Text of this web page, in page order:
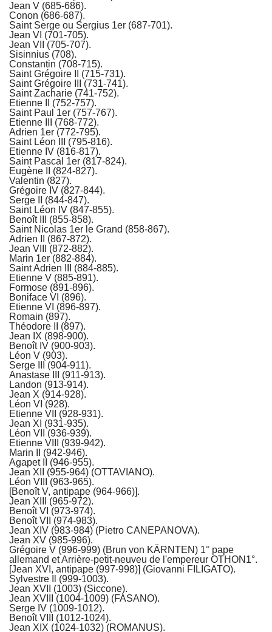
Jean V (685-686).
Conon (686-687).
Saint Serge ou Sergius 1er (687-701).
Jean VI (701-705).
Jean VII (705-707).
Sisinnius (708).
Constantin (708-715).
Saint Grégoire II (715-731).
Saint Grégoire III (731-741).
Saint Zacharie (741-752).
Etienne II (752-757).
Saint Paul 1er (757-767).
Etienne III (768-772).
Adrien 1er (772-795).
Saint Léon III (795-816).
Etienne IV (816-817).
Saint Pascal 1er (817-824).
Eugène II (824-827).
Valentin (827).
Grégoire IV (827-844).
Serge II (844-847).
Saint Léon IV (847-855).
Benoît III (855-858).
Saint Nicolas 1er le Grand (858-867).
Adrien II (867-872).
Jean VIII (872-882).
Marin 1er (882-884).
Saint Adrien III (884-885).
Etienne V (885-891).
Formose (891-896).
Boniface VI (896).
Etienne VI (896-897).
Romain (897).
Théodore II (897).
Jean IX (898-900).
Benoît IV (900-903).
Léon V (903).
Serge III (904-911).
Anastase III (911-913).
Landon (913-914).
Jean X (914-928).
Léon VI (928).
Etienne VII (928-931).
Jean XI (931-935).
Léon VII (936-939).
Etienne VIII (939-942).
Marin II (942-946).
Agapet II (946-955).
Jean XII (955-964) (OTTAVIANO).
Léon VIII (963-965).
[Benoît V, antipape (964-966)].
Jean XIII (965-972).
Benoît VI (973-974).
Benoît VII (974-983).
Jean XIV (983-984) (Pietro CANEPANOVA).
Jean XV (985-996).
Grégoire V (996-999) (Brun von KÄRNTEN) 1° pape
allemand et Arrière-petit-neuveu de l'empereur OTHON1°.
[Jean XVI, antipape (997-998)] (Giovanni FILIGATO).
Sylvestre Il (999-1003).
Jean XVII (1003) (Siccone).
Jean XVIII (1004-1009) (FASANO).
Serge IV (1009-1012).
Benoît VIII (1012-1024).
Jean XIX (1024-1032) (ROMANUS).